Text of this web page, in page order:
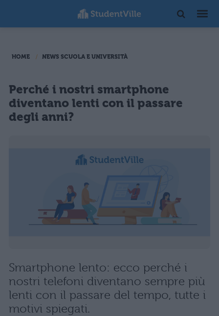
HOME NEWS SCUOLA E UNIVERSITÀ
Perché i nostri smartphone
diventano lenti con il passare
degli anni?
Smartphone lento: ecco perché i
nostri telefoni diventano sempre più
lenti con il passare del tempo, tutte i
motivi spiegati.